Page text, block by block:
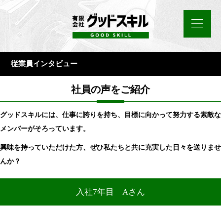
従業員インタビュー
社員の声をご紹介
グッドスキルには、 仕事に誇りを持ち、 目標に向かって努力する素敵な
メンバーがそろっています。
興味を持っていただけた方、ぜひ私たちと共に充実した日々を送りませ
んか？
入社7年目 Aさん